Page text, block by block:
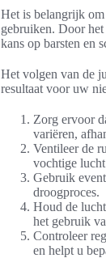
Het is belangrijk
gebruiken. Door
kans op barsten en
Het volgen van de
resultaat voor uw
Zorg ervoor
variëren,
Ventileer de
vochtige
Gebruik
droogproces.
Houd de
het gebruik
Controleer
en helpt u